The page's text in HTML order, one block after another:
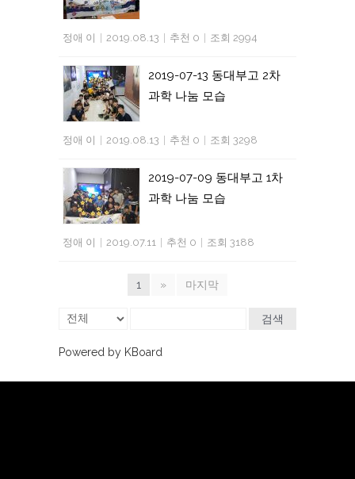
정애 이 2019.08.13 추천 0 조회 2994
2019-07-13 동대부고 2차
과학 나눔 모습
정애 이 2019.08.13 추천 0 조회 3298
2019-07-09 동대부고 1차
과학 나눔 모습
정애 이 2019.07.11 추천 0 조회 3188
1 » 마지막
검색
Powered by KBoard